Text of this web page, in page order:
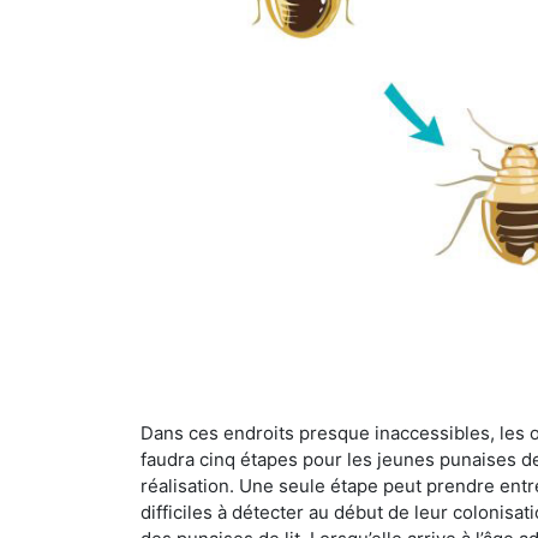
Dans ces endroits presque inaccessibles, les
faudra cinq étapes pour les jeunes punaises
réalisation. Une seule étape peut prendre
difficiles à détecter au début de leur